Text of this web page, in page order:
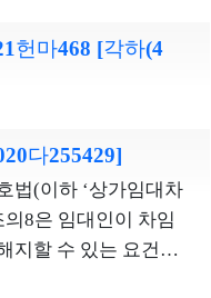
있다.따라서 심판대
여재판제도의 취지
금 배심원의 책무를
법형성권의 한계 내
이라고 볼 수 없다.재
영의 반대의견사법
없으리라고 객관적
성요건적 결과 발생
자는 부작위 당시 자
반한다는 점과 그 부
할 위험이 있다는 점
기초하여 초？중
하기 위한 것이므
다고 하더라도 이는
대한 제한이라고 보
능성이 인정되지 아
사건 교육과정에 따
못하였다.2.이 사건
보고된 자료의 열
한 것은, 정치자금을
방대한 양의 자료를
하는 데 따르는 업무
로 입법목적이 정당
하는 데 기여하는 적
헌마468 [각하(4
다255429]
법(이하 ‘상가임대차
8은 임대인이 차임
지할 수 있는 요건을